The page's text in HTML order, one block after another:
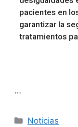
pacientes en
garantizar la
tratamientos
…
Noticias